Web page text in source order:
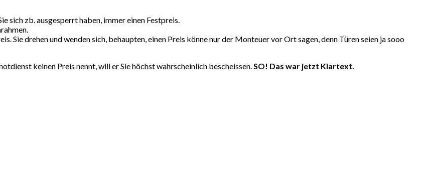
sich zb. ausgesperrt haben, immer einen Festpreis.
Sie drehen und wenden sich, behaupten, einen Preis könne nur der Monteuer vor Ort sagen, denn Türen seien ja sooo
keinen Preis nennt, will er Sie höchst wahrscheinlich bescheissen.SO! Das war jetzt Klartext.